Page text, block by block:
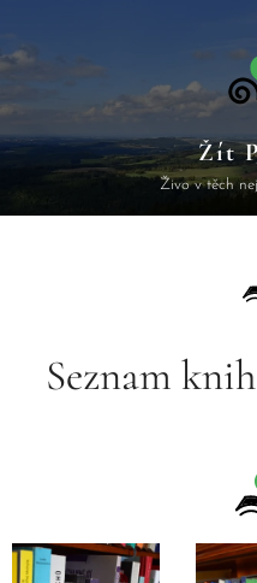
Žít
Živo v těch
Seznam